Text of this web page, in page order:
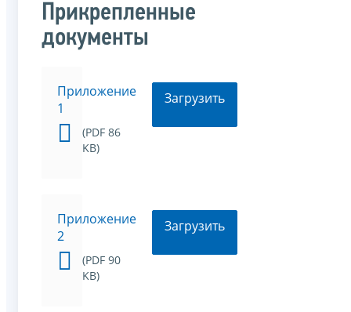
Прикрепленные
документы
Приложение
1
(PDF 86
KB)
Загрузить
Приложение
2
(PDF 90
KB)
Загрузить